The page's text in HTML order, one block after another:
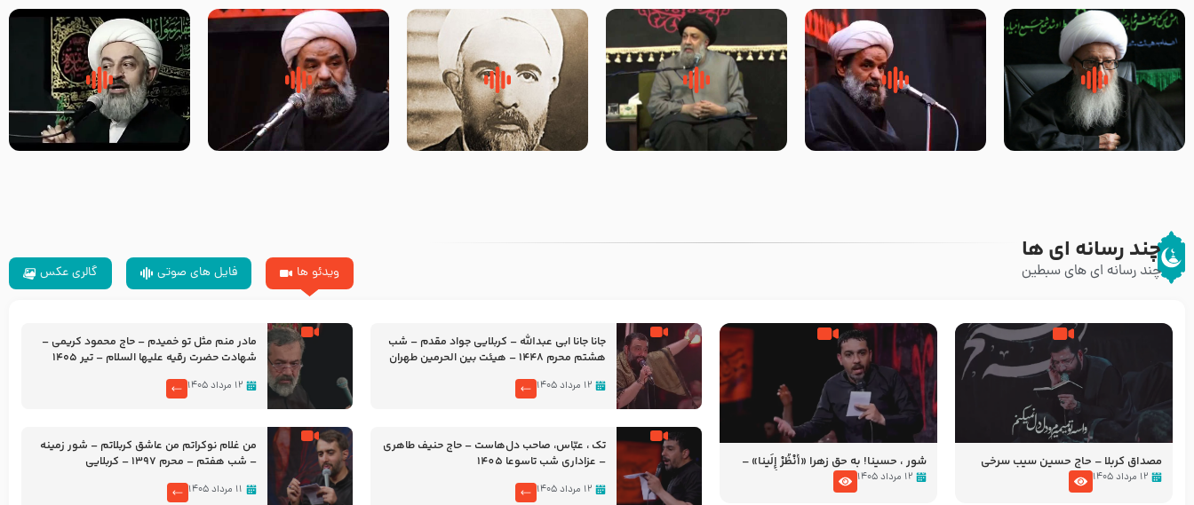
زوّار اربعین امام حسین (علیه
السلام) با این اشتیاق به زیارت
روضه جانسوز پاره های جگر امام
حسن مجتبی علیه السلام-حجت
لقب حضرت رقیه سلام الله علیها
به چه معناست – حجت الاسلام
روضه‌ی مجلس یزید ملعون و
اسارت اهل‌بیت علیهم‌السلام –
سلام جوانی که امام حسین علیه
السلام خودش جوابش را دادند
زیارتی که اسباب رزق زیاد و عمر
طولانی است حجت السلام حسین
چند رسانه ای ها
چند رسانه ای های سبطین ویدئو ها فایل های صوتی گالری عکس
مصداق کربلا – حاج حسین سیب سرخی
۱۲ مرداد ۱۴۰۵
شور ، حسینا! به‌ حق زهرا «أُنْظُرْ إِلَینا» –
عزاداری شب هفتم ماه محرّم 1405
۱۲ مرداد ۱۴۰۵
جانا جانا ابی عبدالله – کربلایی جواد مقدم – شب
هشتم محرم 1448 – هیئت بین الحرمین طهران
۱۲ مرداد ۱۴۰۵
مادر منم مثل تو خمیدم – حاج محمود کریمی –
شهادت حضرت رقیه علیها السلام – تیر ۱۴۰۵
۱۲ مرداد ۱۴۰۵
تک ، عبّاس، صاحب دل‌هاست – حاج حنیف طاهری
– عزاداری شب تاسوعا 1405
۱۲ مرداد ۱۴۰۵
من غلام نوکراتم من عاشق کربلاتم – شور زمینه
– شب هفتم – محرم 1397 – کربلایی
۱۱ مرداد ۱۴۰۵